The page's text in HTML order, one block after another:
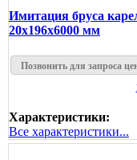
Имитация бруса
20х196х6000 мм
Позвонить для запроса
Характеристики:
Все характеристики...